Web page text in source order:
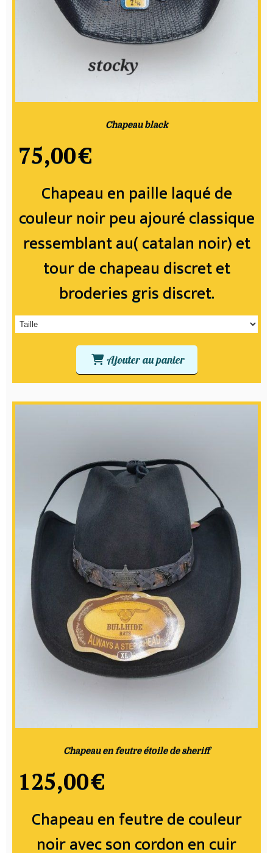
Chapeau black
Chapeau en paille laqué de
couleur noir peu ajouré classique
ressemblant au( catalan noir) et
tour de chapeau discret et
broderies gris discret.
75,00€
Ajouter au panier
Chapeau en feutre étoile de sheriff
Chapeau en feutre de couleur
noir avec son cordon en cuir
125,00€